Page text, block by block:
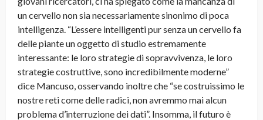
un cervello non sia necessariamente sinonimo di poca
intelligenza. “L’essere intelligenti pur senza un cervello fa
delle piante un oggetto di studio estremamente
interessante: le loro strategie di sopravvivenza, le loro
strategie costruttive, sono incredibilmente moderne”
dice Mancuso, osservando inoltre che “se costruissimo le
nostre reti come delle radici, non avremmo mai alcun
problema d’interruzione dei dati”. Insomma, il futuro è